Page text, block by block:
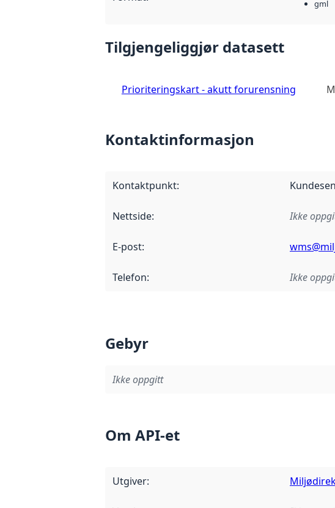
gml
Tilgjengeliggjør datasett
Prioriteringskart - akutt forurensning
Kontaktinformasjon
Kontaktpunkt:
Nettside: Ikke
E-post:
Telefon: Ikke
Gebyr
Ikke oppgitt
Om API-et
Utgiver: